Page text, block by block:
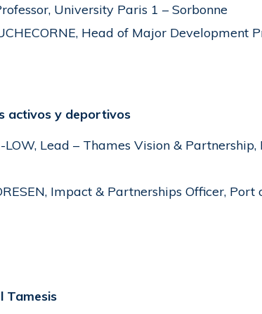
University Paris 1 – Sorbonne
Head of Major Development
activos y deportivos
LOW, Lead – Thames Vision &
Impact & Partnerships Officer,
Tamesis